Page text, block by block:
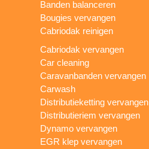
Banden balanceren
Bougies vervangen
Cabriodak reinigen
Cabriodak vervangen
Car cleaning
Caravanbanden vervangen
Carwash
Distributieketting vervangen
Distributieriem vervangen
Dynamo vervangen
EGR klep vervangen